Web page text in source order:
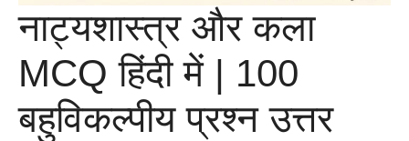
नाट्यशास्त्र और कला
MCQ हिंदी में | 100
बहुविकल्पीय प्रश्न उत्तर